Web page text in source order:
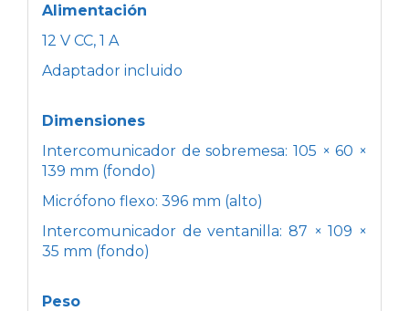
Alimentación
12 V CC, 1 A
Adaptador incluido
Dimensiones
Intercomunicador de sobremesa: 105 × 60 ×
139 mm (fondo)
Micrófono flexo: 396 mm (alto)
Intercomunicador de ventanilla: 87 × 109 ×
35 mm (fondo)
Peso